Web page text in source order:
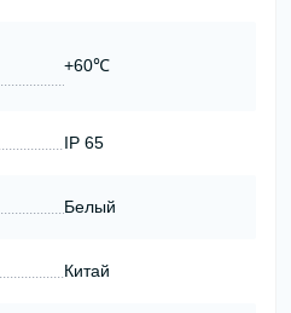
+60℃
IP 65
Белый
Китай